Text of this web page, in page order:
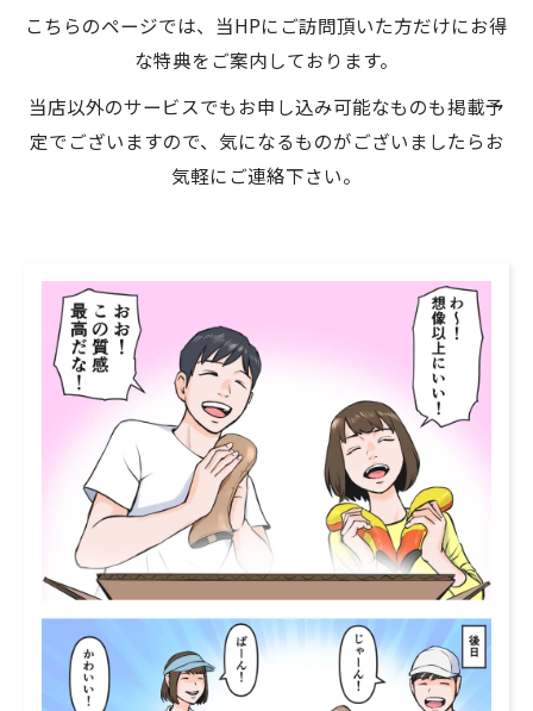
こちらのページでは、当HPにご訪問頂いた方だけにお得
な特典をご案内しております。
当店以外のサービスでもお申し込み可能なものも掲載予
定でございますので、気になるものがございましたらお
気軽にご連絡下さい。